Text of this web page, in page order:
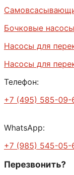
Бочковые насосы
Насосы для
Насосы для
Телефон:
+7 (495) 585-09-
WhatsApp:
+7 (985) 545-05-
Перезвонить?